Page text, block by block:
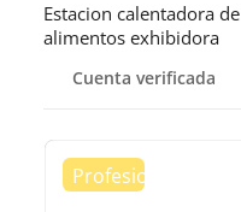
Estacion calentadora de
alimentos exhibidora
Cuenta verificada